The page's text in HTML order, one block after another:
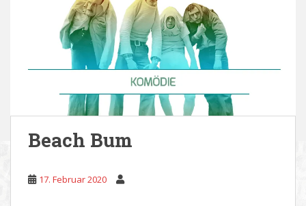
Beach Bum
17. Februar 2020